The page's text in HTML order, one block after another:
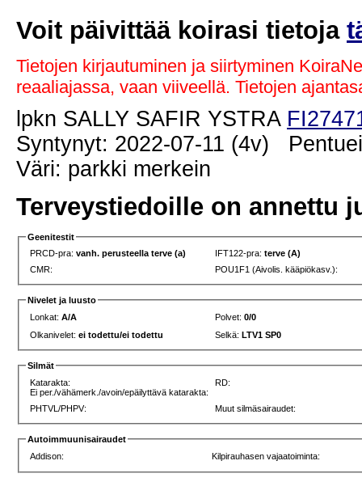
Voit päivittää koirasi tietoja
Tietojen kirjautuminen ja siirtyminen
reaaliajassa, vaan viiveellä. Tietojen
lpkn SALLY SAFIR YSTRA
Syntynyt: 2022-07-11 (4v)
Väri: parkki merkein
Terveystiedoille on annettu
Geenitestit
PRCD-pra:vanh. perusteella terve (a) IFT122-pra:terve (A)
CMR:
POU1F1 (Aivolis. kääpiökasv.):
Nivelet ja luusto
Lonkat:A/A Polvet:0/0
Olkanivelet:ei todettu/ei todettu Selkä:LTV1 SP0
Silmät
Katarakta:
Ei per./vähämerk./avoin/epäilyttävä katarakta:
RD:
PHTVL/PHPV: Muut silmäsairaudet:
Autoimmuunisairaudet
Addison:
Kilpirauhasen vajaatoiminta: